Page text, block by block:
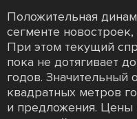
Положительная
сегменте
При этом текущий
пока не дотягивает
годов.
квадратных метров
и предложения. Цены